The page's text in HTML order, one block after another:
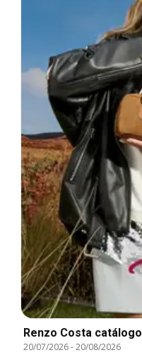
Renzo Costa catálogo
20/07/2026-20/08/2026